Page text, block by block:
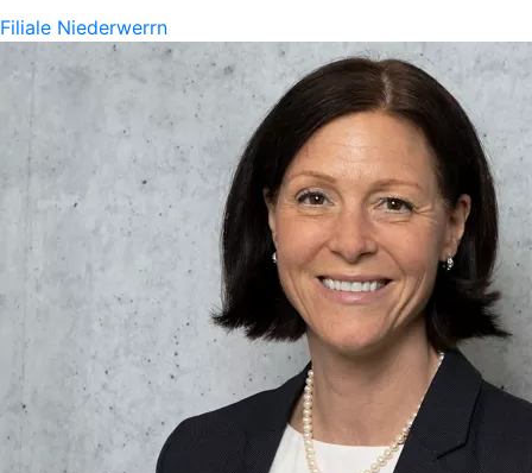
Filiale Niederwerrn